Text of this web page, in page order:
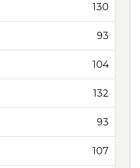
130
93
104
132
93
107